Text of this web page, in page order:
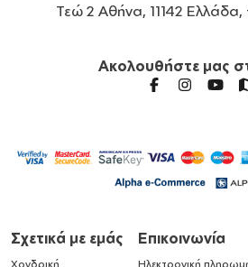
Τεώ 2 Αθήνα, 11142 Ελλάδα,
Ακολουθήστε μας
Σχετικά με εμάς
Χονδρική
Επικοινωνία
Ηλεκτρονική